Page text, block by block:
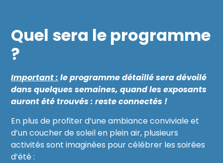
Quel sera le programme
?
Important : le programme détaillé sera dévoilé
dans quelques semaines, quand les exposants
auront été trouvés : reste connectés !
En plus de profiter d’une ambiance conviviale et
d’un coucher de soleil en plein air, plusieurs
activités sont imaginées pour célébrer les soirées
d’été :